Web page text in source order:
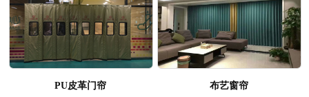
PU皮革门帘 布艺窗帘